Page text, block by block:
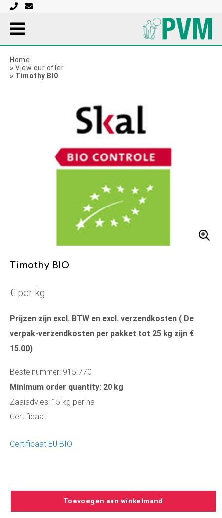
Home
» View our offer
» Timothy BIO
Timothy BIO
€ per kg
Prijzen zijn excl. BTW en excl. verzendkosten ( De
verpak-verzendkosten per pakket tot 25 kg zijn €
15.00)
Bestelnummer: 915.770
Minimum order quantity: 20 kg
Zaaiadvies: 15 kg per ha
Certificaat:
Certificaat EU BIO
Toevoegen aan winkelmand